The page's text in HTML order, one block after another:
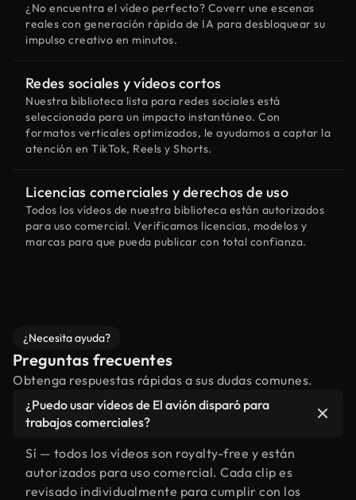
¿No encuentra el vídeo perfecto? Coverr une escenas
reales con generación rápida de IA para desbloquear su
impulso creativo en minutos.
Redes sociales y vídeos cortos
Nuestra biblioteca lista para redes sociales está
seleccionada para un impacto instantáneo. Con
formatos verticales optimizados, le ayudamos a captar la
atención en TikTok, Reels y Shorts.
Licencias comerciales y derechos de uso
Todos los vídeos de nuestra biblioteca están autorizados
para uso comercial. Verificamos licencias, modelos y
marcas para que pueda publicar con total confianza.
¿Necesita ayuda?
Preguntas frecuentes
Obtenga respuestas rápidas a sus dudas comunes.
¿Puedo usar vídeos de El avión disparó para
trabajos comerciales?
Sí — todos los vídeos son royalty-free y están
autorizados para uso comercial. Cada clip es
revisado individualmente para cumplir con los